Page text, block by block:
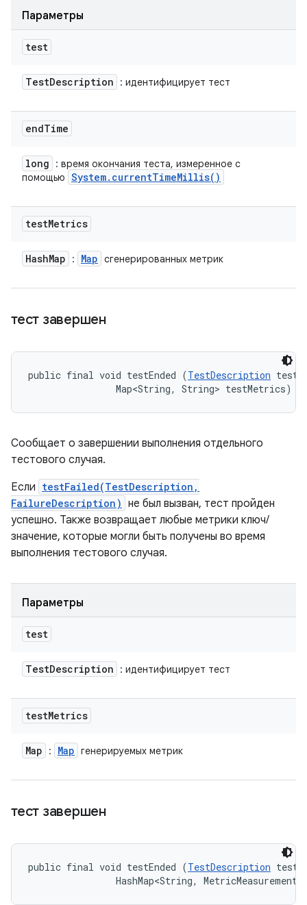
Параметры
test
TestDescription : идентифицирует тест
endTime
long
: время окончания теста, измеренное с
помощью System. currentTimeMillis( )
testMetrics
HashMap : Map сгенерированных метрик
тест завершен
public final void testEnded (TestDescription
                Map<String, String> testMetrics)
Сообщает о завершении выполнения отдельного
тестового случая.
Если testFailed(TestDescription,
FailureDescription) не был вызван, тест пройден
успешно. Также возвращает любые метрики ключ/
значение, которые могли быть получены во время
выполнения тестового случая.
Параметры
test
TestDescription : идентифицирует тест
testMetrics
Map : Map генерируемых метрик
тест завершен
public final void testEnded (TestDescription
HashMap<String,